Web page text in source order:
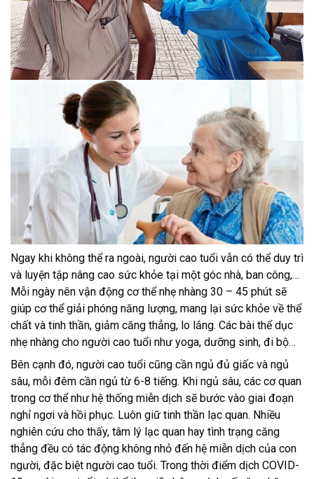
Ngay khi không thể ra ngoài, người cao tuổi vẫn có thể duy trì
và luyện tập nâng cao sức khỏe tại một góc nhà, ban công,…
Mỗi ngày nên vận động cơ thể nhẹ nhàng 30 – 45 phút sẽ
giúp cơ thể giải phóng năng lượng, mang lại sức khỏe về thể
chất và tinh thần, giảm căng thẳng, lo lắng. Các bài thể dục
nhẹ nhàng cho người cao tuổi như yoga, dưỡng sinh, đi bộ…
Bên cạnh đó, người cao tuổi cũng cần ngủ đủ giấc và ngủ
sâu, mỗi đêm cần ngủ từ 6-8 tiếng. Khi ngủ sâu, các cơ quan
trong cơ thể như hệ thống miễn dịch sẽ bước vào giai đoạn
nghỉ ngơi và hồi phục. Luôn giữ tinh thần lạc quan. Nhiều
nghiên cứu cho thấy, tâm lý lạc quan hay tình trạng căng
thẳng đều có tác động không nhỏ đến hệ miễn dịch của con
người, đặc biệt người cao tuổi. Trong thời điểm dịch COVID-